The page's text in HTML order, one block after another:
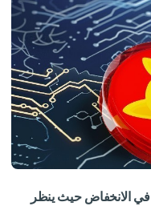
تحليل أسعار ShibA inu: يستمر SHIB في الانخفاض حيث ينظر